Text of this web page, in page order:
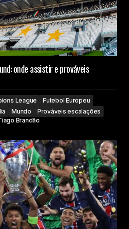
onde assistir e prováveis
League
Futebol Europeu
Mundo
Prováveis escalações
Brandão